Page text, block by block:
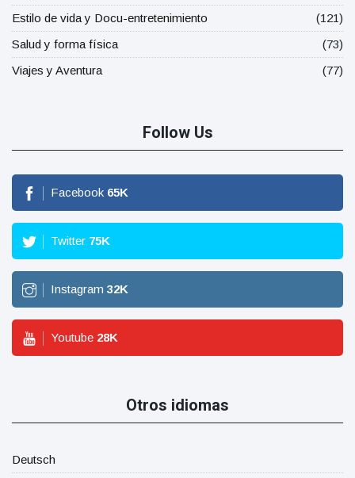
Estilo de vida y Docu-entretenimiento
(121)
Salud y forma física
(73)
Viajes y Aventura
(77)
Follow Us
Facebook 65K
Twitter 75K
Instagram 32K
Youtube 28K
Otros idiomas
Deutsch